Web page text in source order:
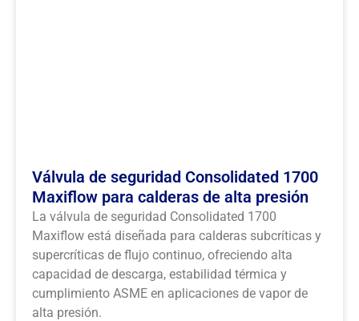
Válvula de seguridad Consolidated 1700
Maxiflow para calderas de alta presión
La válvula de seguridad Consolidated 1700
Maxiflow está diseñada para calderas subcríticas y
supercríticas de flujo continuo, ofreciendo alta
capacidad de descarga, estabilidad térmica y
cumplimiento ASME en aplicaciones de vapor de
alta presión.